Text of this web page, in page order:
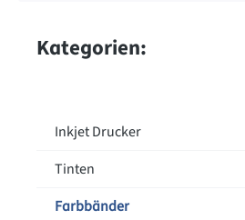
Kategorien:
Inkjet Drucker
Tinten
Farbbänder